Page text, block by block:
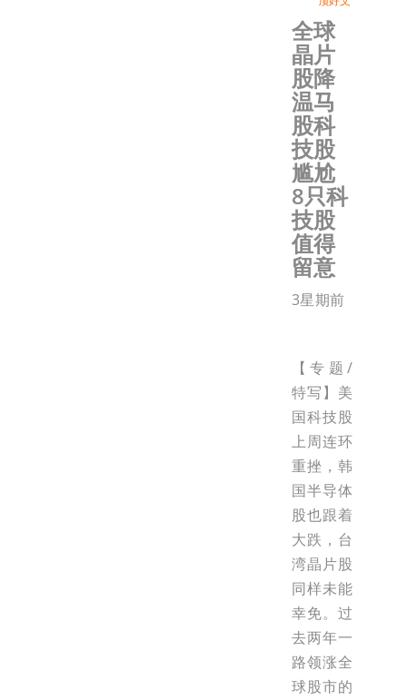
全球
晶片
股降
温马
股科
技股
尴尬
8只科
技股
值得
留意
3星期前
【专题/
特写】美
国科技股
上周连环
重挫，韩
国半导体
股也跟着
大跌，台
湾晶片股
同样未能
幸免。过
去两年一
路领涨全
球股市的